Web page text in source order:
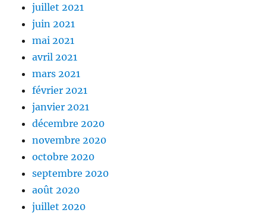
juillet 2021
juin 2021
mai 2021
avril 2021
mars 2021
février 2021
janvier 2021
décembre 2020
novembre 2020
octobre 2020
septembre 2020
août 2020
juillet 2020